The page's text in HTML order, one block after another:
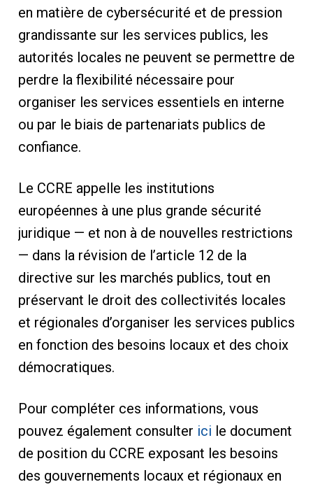
en matière de cybersécurité et de pression
grandissante sur les services publics, les
autorités locales ne peuvent se permettre de
perdre la flexibilité nécessaire pour
organiser les services essentiels en interne
ou par le biais de partenariats publics de
confiance.
Le CCRE appelle les institutions
européennes à une plus grande sécurité
juridique — et non à de nouvelles restrictions
— dans la révision de l’article 12 de la
directive sur les marchés publics, tout en
préservant le droit des collectivités locales
et régionales d’organiser les services publics
en fonction des besoins locaux et des choix
démocratiques.
Pour compléter ces informations, vous
pouvez également consulter ici le document
de position du CCRE exposant les besoins
des gouvernements locaux et régionaux en